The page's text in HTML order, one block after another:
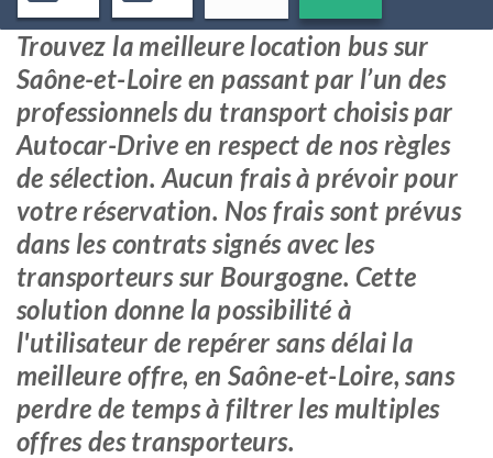
Trouvez la meilleure location bus sur
Saône-et-Loire en passant par l’un des
professionnels du transport choisis par
Autocar-Drive en respect de nos règles
de sélection. Aucun frais à prévoir pour
votre réservation. Nos frais sont prévus
dans les contrats signés avec les
transporteurs sur Bourgogne. Cette
solution donne la possibilité à
l'utilisateur de repérer sans délai la
meilleure offre, en Saône-et-Loire, sans
perdre de temps à filtrer les multiples
offres des transporteurs.